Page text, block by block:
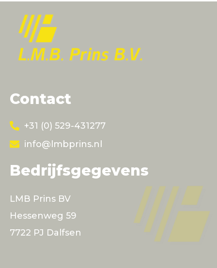
Contact
+31 (0) 529-431277
info@lmbprins.nl
Bedrijfsgegevens
LMB Prins BV
Hessenweg 59
7722 PJ Dalfsen